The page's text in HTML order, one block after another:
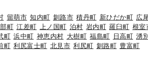
留萌市 知内町 釧路市 積丹町 新ひだか町 広
町 江差町 上ノ国町 泊村 岩内町 羅臼町 根室
町 浜中町 神恵内村 大樹町 福島町 日高町 湧
町 利尻富士町 北見市 利尻町 釧路町 豊富町